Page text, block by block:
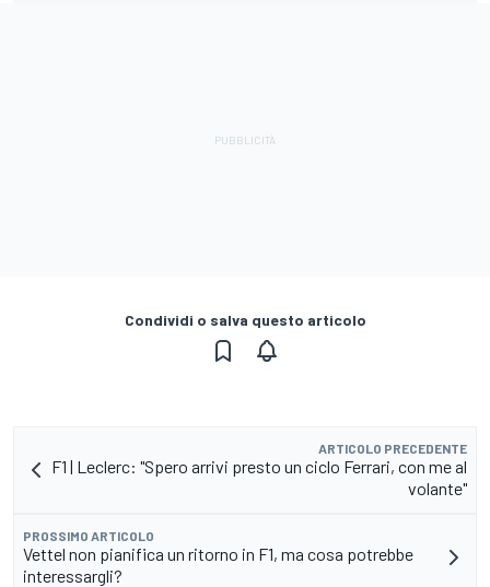
Condividi o salva questo articolo
ARTICOLO PRECEDENTE
F1 | Leclerc: "Spero arrivi presto un ciclo Ferrari, con me al
volante"
PROSSIMO ARTICOLO
Vettel non pianifica un ritorno in F1, ma cosa potrebbe
interessargli?